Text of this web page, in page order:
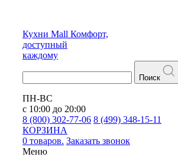
Кухни Mall Комфорт,
доступный
каждому
Поиск
ПН-ВС
с 10:00 до 20:00
8 (800) 302-77-06 8 (499) 348-15-11
КОРЗИНА
0 товаров. Заказать звонок
Меню